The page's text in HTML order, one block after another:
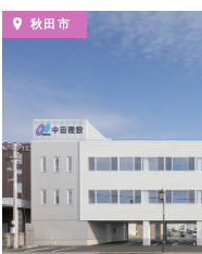
秋田市